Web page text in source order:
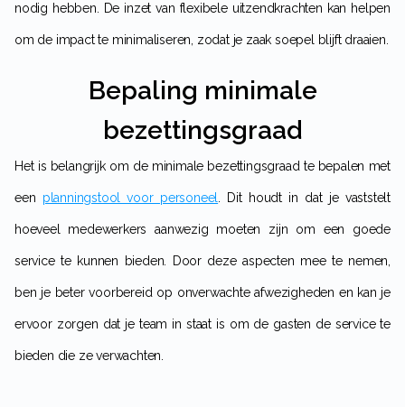
nodig hebben. De inzet van flexibele uitzendkrachten kan helpen
om de impact te minimaliseren, zodat je zaak soepel blijft draaien.
Bepaling minimale
bezettingsgraad
Het is belangrijk om de minimale bezettingsgraad te bepalen met
een planningstool voor personeel . Dit houdt in dat je vaststelt
hoeveel medewerkers aanwezig moeten zijn om een goede
service te kunnen bieden. Door deze aspecten mee te nemen,
ben je beter voorbereid op onverwachte afwezigheden en kan je
ervoor zorgen dat je team in staat is om de gasten de service te
bieden die ze verwachten.